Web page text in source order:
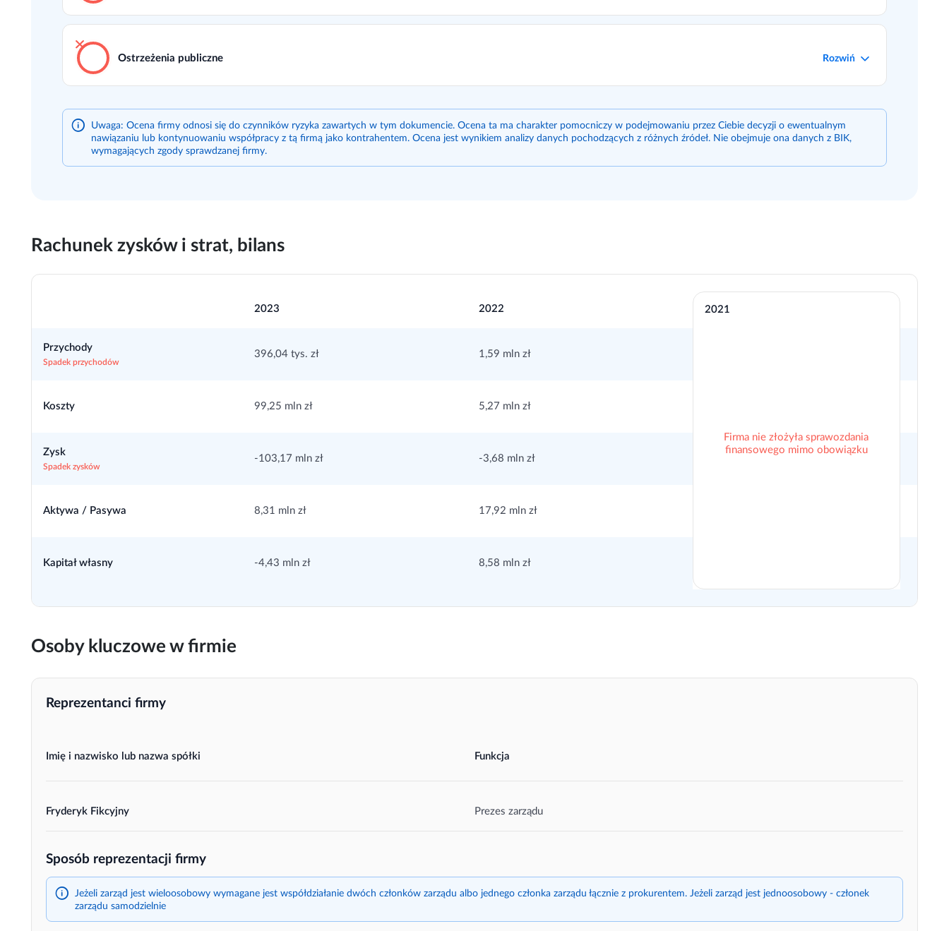
Ostrzeżenia publiczne Rozwiń
Uwaga: Ocena firmy odnosi się do czynników ryzyka zawartych w tym dokumencie. Ocena ta ma charakter pomocniczy w podejmowaniu przez Ciebie decyzji o ewentualnym
nawiązaniu lub kontynuowaniu współpracy z tą firmą jako kontrahentem. Ocena jest wynikiem analizy danych pochodzących z różnych źródeł. Nie obejmuje ona danych z BIK,
wymagających zgody sprawdzanej firmy.
Rachunek zysków i strat, bilans
Przychody
Spadek przychodów
Koszty
Zysk
Spadek zysków
Aktywa / Pasywa
Kapitał własny
2023
396,04 tys. zł
99,25 mln zł
-103,17 mln zł
8,31 mln zł
-4,43 mln zł
2022
1,59 mln zł
5,27 mln zł
-3,68 mln zł
17,92 mln zł
8,58 mln zł
2021
Firma nie złożyła sprawozdania
finansowego mimo obowiązku
Osoby kluczowe w firmie
Reprezentanci firmy
Imię i nazwisko lub nazwa spółki Funkcja
Fryderyk Fikcyjny Prezes zarządu
Sposób reprezentacji firmy
Jeżeli zarząd jest wieloosobowy wymagane jest współdziałanie dwóch członków zarządu albo jednego członka zarządu łącznie z prokurentem. Jeżeli zarząd jest jednoosobowy - członek
zarządu samodzielnie